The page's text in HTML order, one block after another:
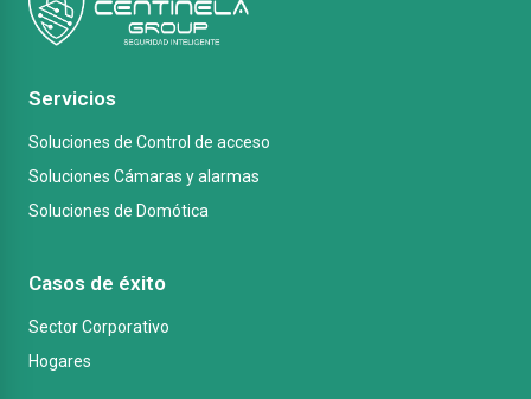
Servicios
Soluciones de Control de acceso
Soluciones Cámaras y alarmas
Soluciones de Domótica
Casos de éxito
Sector Corporativo
Hogares